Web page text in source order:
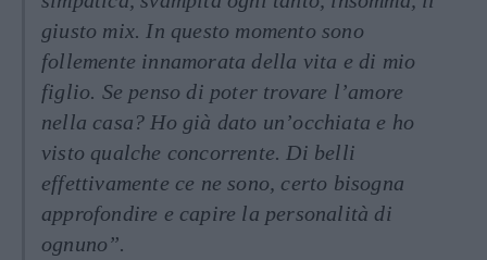
giusto mix. In questo momento sono
follemente innamorata della vita e di mio
figlio. Se penso di poter trovare l’amore
nella casa? Ho già dato un’occhiata e ho
visto qualche concorrente. Di belli
effettivamente ce ne sono, certo bisogna
approfondire e capire la personalità di
ognuno”.